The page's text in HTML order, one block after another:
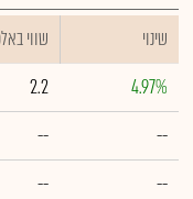
שינוי ₪ שווי
4.97%
2.2
--
--
--
--